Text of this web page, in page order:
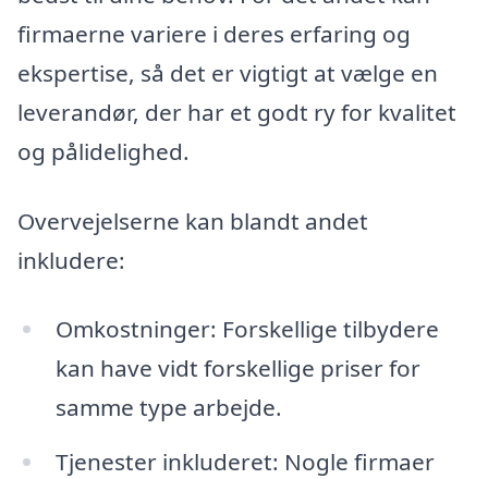
firmaerne variere i deres erfaring og
ekspertise, så det er vigtigt at vælge en
leverandør, der har et godt ry for kvalitet
og pålidelighed.
Overvejelserne kan blandt andet
inkludere:
Omkostninger: Forskellige tilbydere
kan have vidt forskellige priser for
samme type arbejde.
Tjenester inkluderet: Nogle firmaer